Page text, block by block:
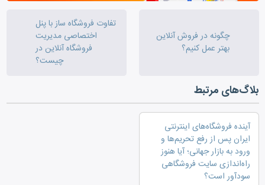
چگونه در فروش آنلاین
بهتر عمل کنیم؟
تفاوت فروشگاه ساز با پنل
اختصاصی مدیریت
فروشگاه آنلاین در
چیست؟
بلاگ‌های مرتبط
آینده فروشگاه‌های اینترنتی
ایران پس از رفع تحریم‌ها و
ورود به بازار جهانی؛ آیا هنوز
راه‌اندازی سایت فروشگاهی
سودآور است؟